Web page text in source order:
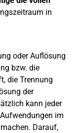
in
oder Auflösung
bzw. die
die Trennung
der
kann jeder
im
Darauf,